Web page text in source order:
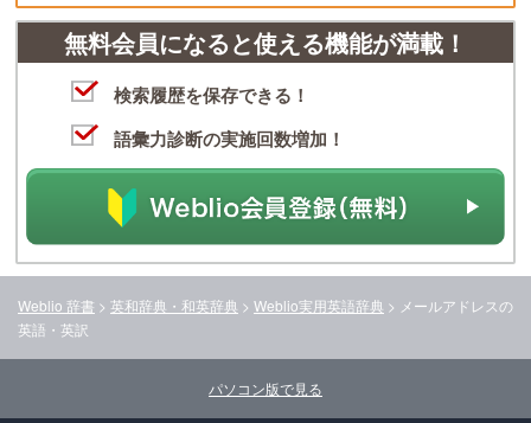
無料会員になると使える機能が満載！
検索履歴を保存できる！
語彙力診断の実施回数増加！
Weblio 辞書 > 英和辞典・和英辞典 > Weblio実用英語辞典 > メールアドレスの
英語・英訳
パソコン版で見る